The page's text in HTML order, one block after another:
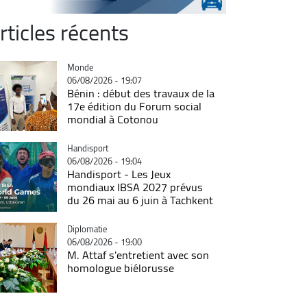
récents
Catégorie
Monde
06/08/2026 - 19:07
Bénin : début des travaux de la
17e édition du Forum social
mondial à Cotonou
Catégorie
Handisport
06/08/2026 - 19:04
Handisport - Les Jeux
mondiaux IBSA 2027 prévus
du 26 mai au 6 juin à Tachkent
Catégorie
Diplomatie
06/08/2026 - 19:00
M. Attaf s'entretient avec son
homologue biélorusse